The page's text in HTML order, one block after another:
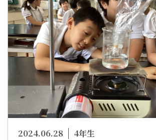
2024.06.28 4年生